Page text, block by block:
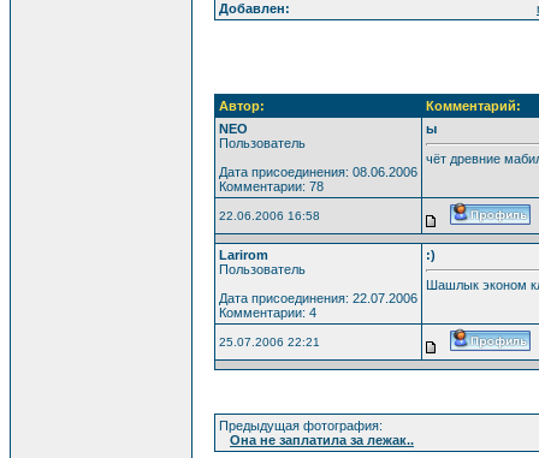
Добавлен:
Автор:
Комментарий:
NEO
Пользователь
Дата присоединения: 08.06.2006
Комментарии: 78
ы
чёт древние
22.06.2006 16:58
Larirom
Пользователь
Дата присоединения: 22.07.2006
Комментарии: 4
:)
Шашлык эконом
25.07.2006 22:21
Предыдущая фотография:
Она не заплатила за лежак..